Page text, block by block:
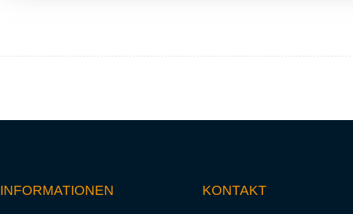
INFORMATIONEN KONTAKT